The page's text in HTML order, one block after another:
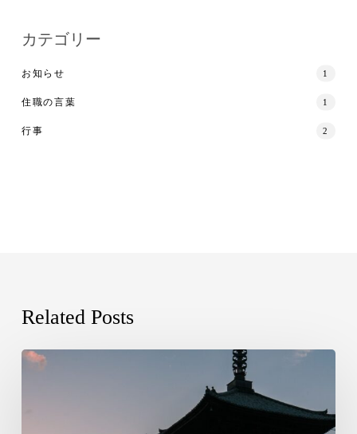
カテゴリー
お知らせ 1
住職の言葉 1
行事 2
Related Posts